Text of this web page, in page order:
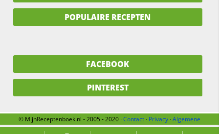
POPULAIRE RECEPTEN
FACEBOOK
PINTEREST
© MijnReceptenboek.nl - 2005 - 2020 ·Contact · Privacy ·Algemene
voorwaarden
Over ons